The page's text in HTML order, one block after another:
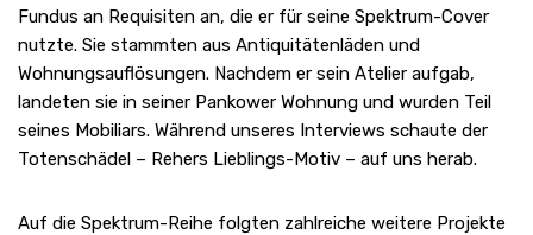
Fundus an Requisiten an, die er für seine Spektrum-Cover
nutzte. Sie stammten aus Antiquitätenläden und
Wohnungsauflösungen. Nachdem er sein Atelier aufgab,
landeten sie in seiner Pankower Wohnung und wurden Teil
seines Mobiliars. Während unseres Interviews schaute der
Totenschädel – Rehers Lieblings-Motiv – auf uns herab.
Auf die Spektrum-Reihe folgten zahlreiche weitere Projekte